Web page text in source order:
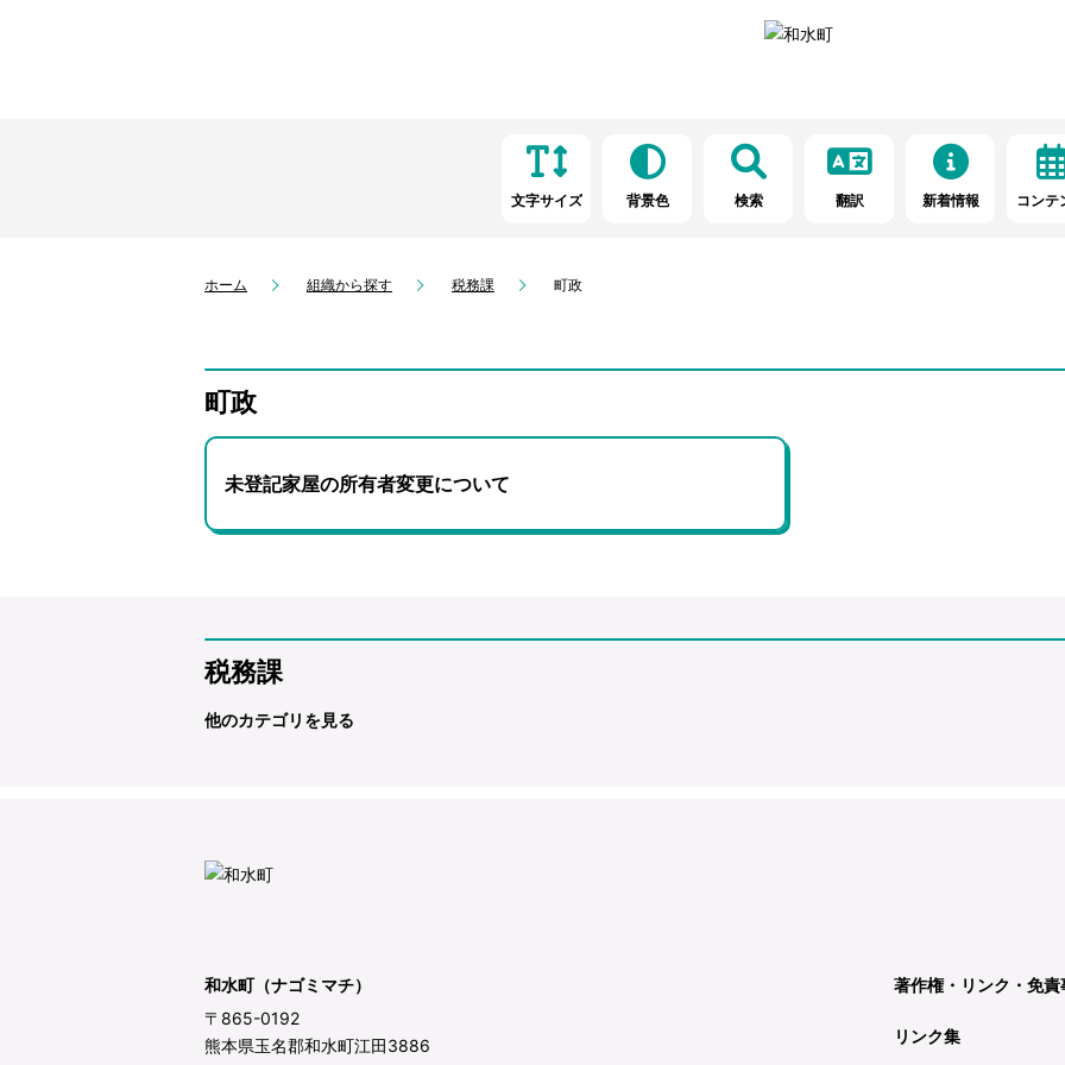
文字サイズ 背景色 検索 翻訳 新着情報 コンテ
ホーム 組織から探す 税務課 町政
町政
未登記家屋の所有者変更について
税務課
他のカテゴリを見る
和水町（ナゴミマチ）
〒865-0192
熊本県玉名郡和水町江田3886
著作権・リンク・免責
リンク集